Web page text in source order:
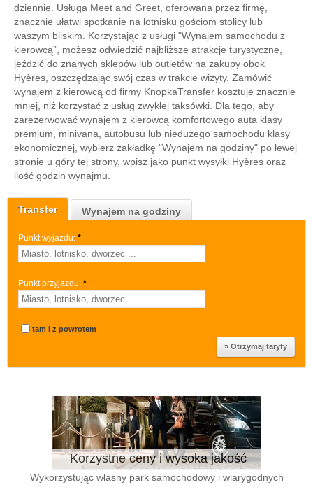
Transfer Wynajem na godziny
Punkt wyjazdu: *
Punkt przyjazdu: *
tam i z powrotem
Korzystne ceny i wysoka jakość
Wykorzystując własny park samochodowy i wiarygodnych
dziennie. Usługa Meet and Greet, oferowana przez firmę,
znacznie ułatwi spotkanie na lotnisku gościom stolicy lub
waszym bliskim. Korzystając z usługi "Wynajem samochodu z
kierowcą”, możesz odwiedzić najbliższe atrakcje turystyczne,
jeździć do znanych sklepów lub outletów na zakupy obok
Hyères, oszczędzając swój czas w trakcie wizyty. Zamówić
wynajem z kierowcą od firmy KnopkaTransfer kosztuje znacznie
mniej, niż korzystać z usług zwykłej taksówki. Dla tego, aby
zarezerwować wynajem z kierowcą komfortowego auta klasy
premium, minivana, autobusu lub niedużego samochodu klasy
ekonomicznej, wybierz zakładkę "Wynajem na godziny" po lewej
stronie u góry tej strony, wpisz jako punkt wysyłki Hyères oraz
ilość godzin wynajmu.